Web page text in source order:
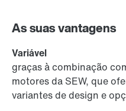
As suas vantagens
Variável
graças à combinação
motores da SEW, que
variantes de design e